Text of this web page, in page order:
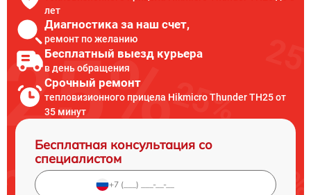
лет
Диагностика за наш счет,
ремонт по желанию
Бесплатный выезд курьера
в день обращения
Срочный ремонт
тепловизионного прицела Hikmicro Thunder TH25 от
35 минут
Бесплатная консультация со
специалистом